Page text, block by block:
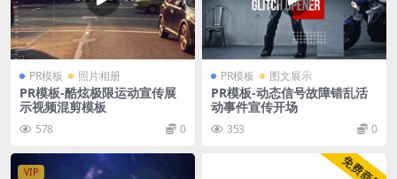
PR模板 照片相册
PR模板-酷炫极限运动宣传展
示视频混剪模板
578 0
PR模板 图文展示
PR模板-动态信号故障错乱活
动事件宣传开场
353 0
VIP